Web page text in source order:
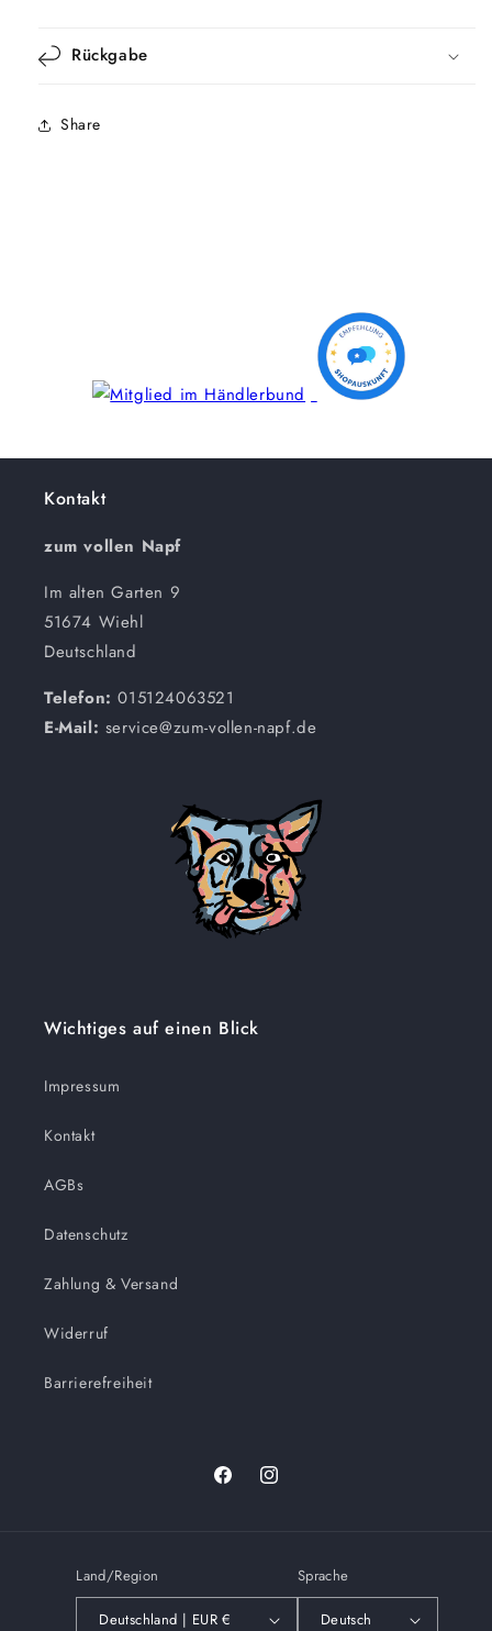
Rückgabe
Share
Kontakt
zum vollen Napf
Im alten Garten 9
51674 Wiehl
Deutschland
Telefon:015124063521
E-Mail: service@zum-vollen-napf.de
Wichtiges auf einen Blick
Impressum
Kontakt
AGBs
Datenschutz
Zahlung & Versand
Widerruf
Barrierefreiheit
FacebookInstagram
Land/Region
Deutschland | EUR €
Sprache
Deutsch